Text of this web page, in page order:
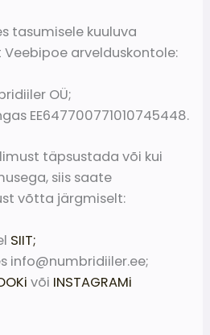
tasumisele kuuluva
arvelduskontole:
OÜ;
EE647700771010745448.
täpsustada või kui
siis saate
võtta järgmiselt:
SIIT;
info@numbridiiler.ee;
või INSTAGRAMi